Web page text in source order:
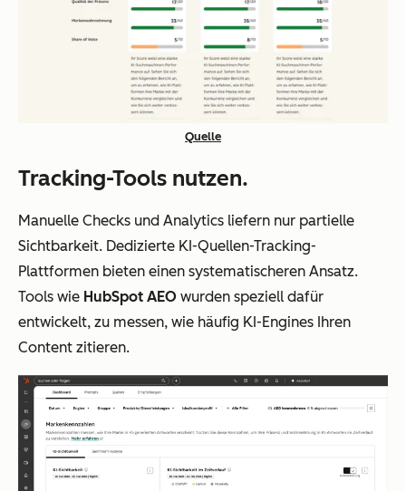
Quelle
Tracking-Tools nutzen.
Manuelle Checks und Analytics liefern nur partielle
Sichtbarkeit. Dedizierte KI-Quellen-Tracking-
Plattformen bieten einen systematischeren Ansatz.
Tools wie HubSpot AEO wurden speziell dafür
entwickelt, zu messen, wie häufig KI-Engines Ihren
Content zitieren.